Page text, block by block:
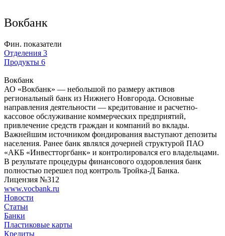
Вокбанк
Фин. показатели
Отделения 3
Продукты 6
Вокбанк
АО «Вокбанк» — небольшой по размеру активов
региональный банк из Нижнего Новгорода. Основные
направления деятельности — кредитование и расчетно-
кассовое обслуживание коммерческих предприятий,
привлечение средств граждан и компаний во вклады.
Важнейшим источником фондирования выступают депозиты
населения. Ранее банк являлся дочерней структурой ПАО
«АКБ «Инвестторгбанк» и контролировался его владельцами.
В результате процедуры финансового оздоровления банк
полностью перешел под контроль Тройка-Д Банка.
Лицензия №312
www.vocbank.ru
Новости
Статьи
Банки
Пластиковые карты
Кредиты